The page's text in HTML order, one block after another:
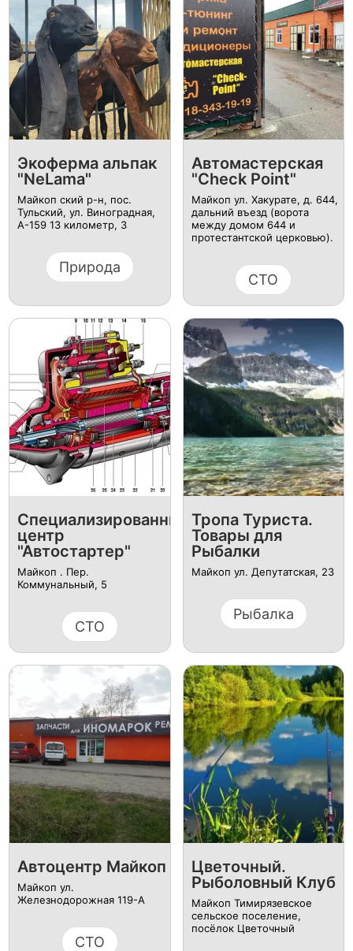
Экоферма альпак
"NeLama"
Майкоп ский р-н, пос.
Тульский, ул. Виноградная,
А-159 13 километр, 3
Природа
Автомастерская
"Check Point"
Майкоп ул. Хакурате, д. 644,
дальний въезд (ворота
между домом 644 и
протестантской церковью).
СТО
Специализированный
центр
"Автостартер"
Майкоп . Пер.
Коммунальный, 5
СТО
Тропа Туриста.
Товары для
Рыбалки
Майкоп ул. Депутатская, 23
Рыбалка
Автоцентр Майкоп
Майкоп ул.
Железнодорожная 119-А
СТО
Цветочный.
Рыболовный Клуб
Майкоп Тимирязевское
сельское поселение,
посёлок Цветочный